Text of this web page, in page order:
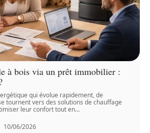
à bois via un prêt immobilier :
qui évolue rapidement, de
tournent vers des solutions de chauffage
leur confort tout en…
10/06/2026